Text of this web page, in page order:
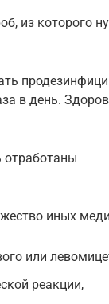
из которого
в день.
отработаны
иных
или
реакции,